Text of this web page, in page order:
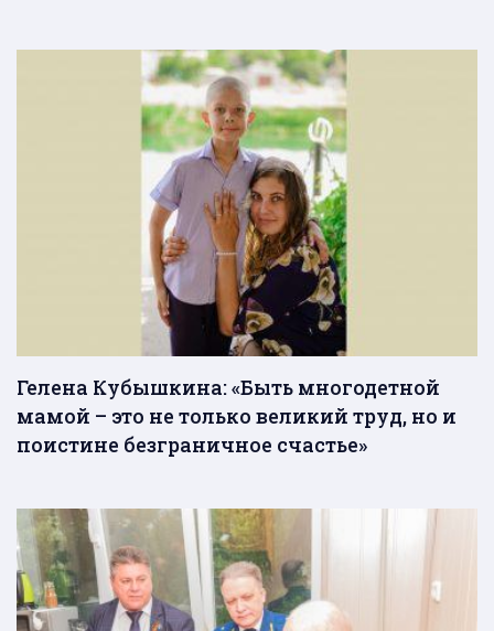
Гелена Кубышкина: «Быть многодетной
мамой – это не только великий труд, но и
поистине безграничное счастье»